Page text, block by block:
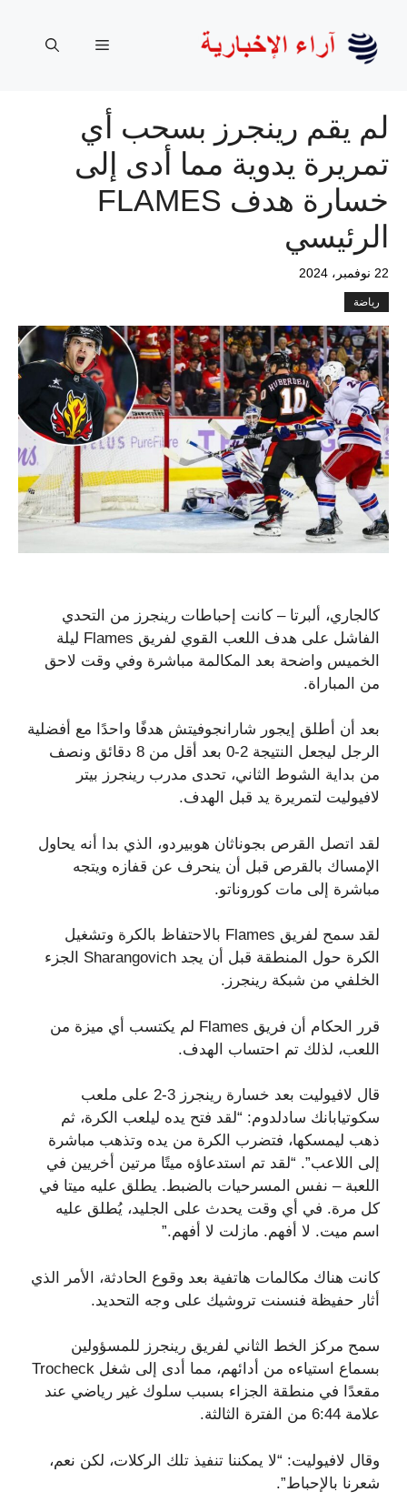
المحتوى
القائمة
لم يقم رينجرز بسحب أي
تمريرة يدوية مما أدى إلى
خسارة هدف FLAMES
الرئيسي
22 نوفمبر، 2024
رياضة
كالجاري، ألبرتا – كانت إحباطات رينجرز من التحدي
الفاشل على هدف اللعب القوي لفريق Flames ليلة
الخميس واضحة بعد المكالمة مباشرة وفي وقت لاحق
من المباراة.
بعد أن أطلق إيجور شارانجوفيتش هدفًا واحدًا مع أفضلية
الرجل ليجعل النتيجة 2-0 بعد أقل من 8 دقائق ونصف
من بداية الشوط الثاني، تحدى مدرب رينجرز بيتر
لافيوليت لتمريرة يد قبل الهدف.
لقد اتصل القرص بجوناثان هوبيردو، الذي بدا أنه يحاول
الإمساك بالقرص قبل أن ينحرف عن قفازه ويتجه
مباشرة إلى مات كوروناتو.
لقد سمح لفريق Flames بالاحتفاظ بالكرة وتشغيل
الكرة حول المنطقة قبل أن يجد Sharangovich الجزء
الخلفي من شبكة رينجرز.
قرر الحكام أن فريق Flames لم يكتسب أي ميزة من
اللعب، لذلك تم احتساب الهدف.
قال لافيوليت بعد خسارة رينجرز 3-2 على ملعب
سكوتيابانك سادلدوم: “لقد فتح يده ليلعب الكرة، ثم
ذهب ليمسكها، فتضرب الكرة من يده وتذهب مباشرة
إلى اللاعب”. “لقد تم استدعاؤه ميتًا مرتين أخريين في
اللعبة – نفس المسرحيات بالضبط. يطلق عليه ميتا في
كل مرة. في أي وقت يحدث على الجليد، يُطلق عليه
اسم ميت. لا أفهم. مازلت لا أفهم.”
كانت هناك مكالمات هاتفية بعد وقوع الحادثة، الأمر الذي
أثار حفيظة فنسنت تروشيك على وجه التحديد.
سمح مركز الخط الثاني لفريق رينجرز للمسؤولين
بسماع استياءه من أدائهم، مما أدى إلى شغل Trocheck
مقعدًا في منطقة الجزاء بسبب سلوك غير رياضي عند
علامة 6:44 من الفترة الثالثة.
وقال لافيوليت: “لا يمكننا تنفيذ تلك الركلات، لكن نعم،
شعرنا بالإحباط”.